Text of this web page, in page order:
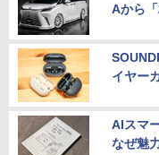
Aから
イヤー
AIスマ
なぜ魅